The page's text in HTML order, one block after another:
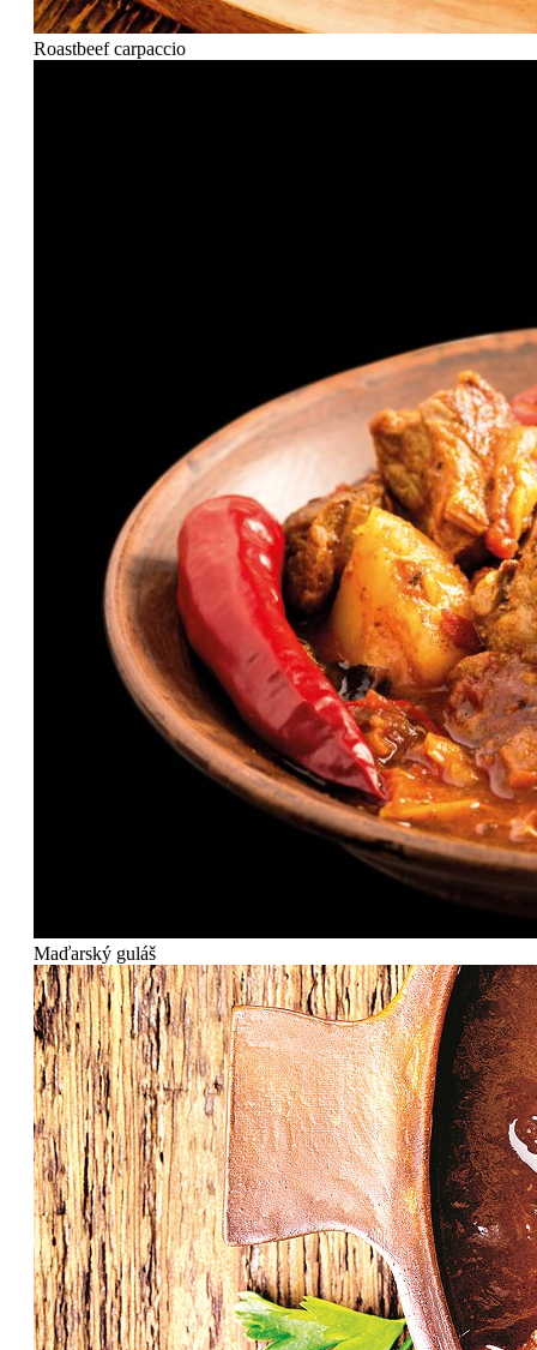
Roastbeef carpaccio
Maďarský guláš